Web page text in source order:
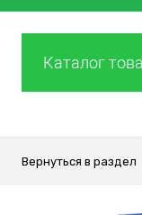
Каталог
Вернуться в раздел